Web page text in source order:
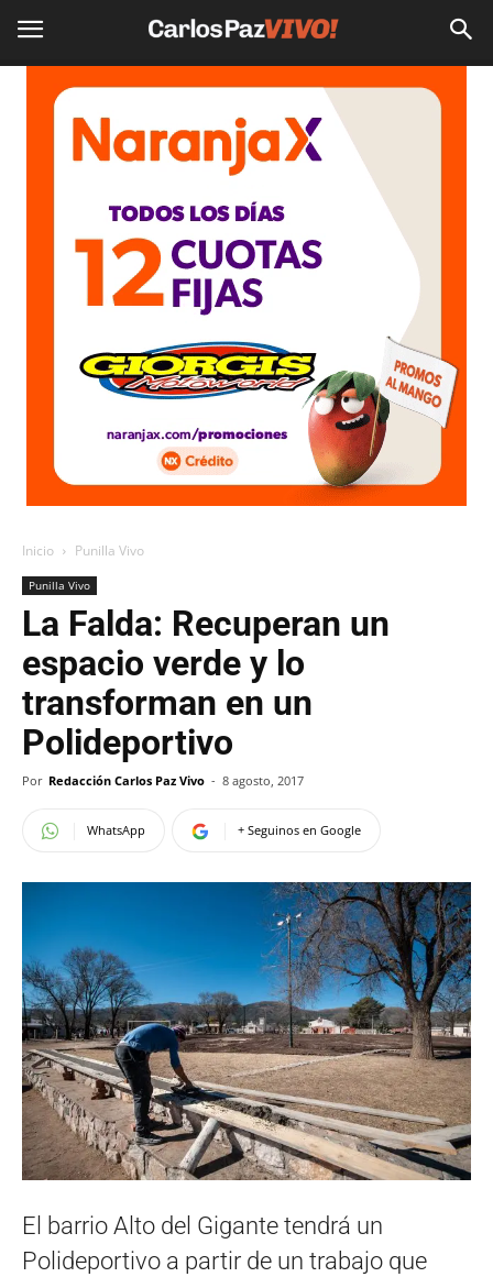
Inicio Punilla Vivo
Punilla Vivo
La Falda: Recuperan un
espacio verde y lo
transforman en un
Polideportivo
Por Redacción Carlos Paz Vivo - 8 agosto, 2017
WhatsApp + Seguinos en Google
El barrio Alto del Gigante tendrá un
Polideportivo a partir de un trabajo que